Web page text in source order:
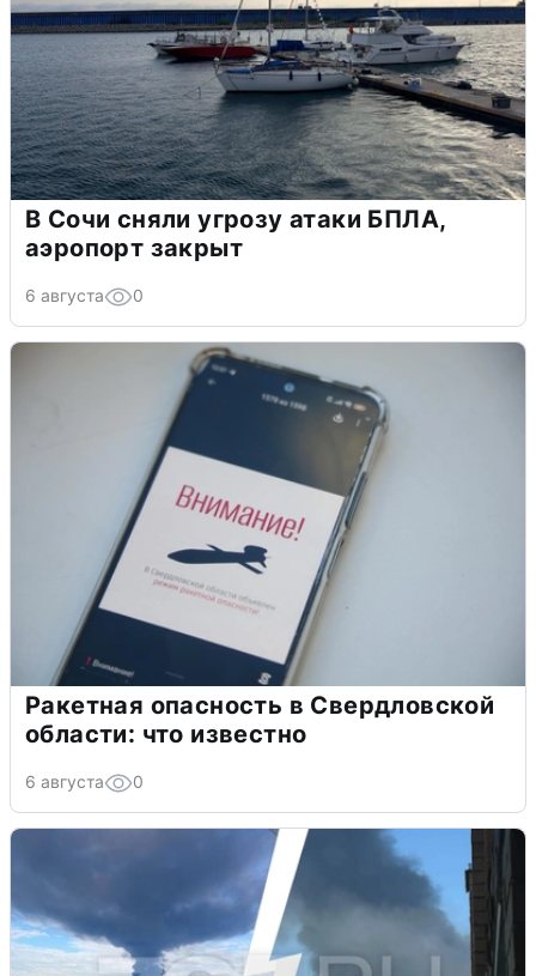
В Сочи сняли угрозу атаки БПЛА,
аэропорт закрыт
6 августа 0
Ракетная опасность в Свердловской
области: что известно
6 августа 0